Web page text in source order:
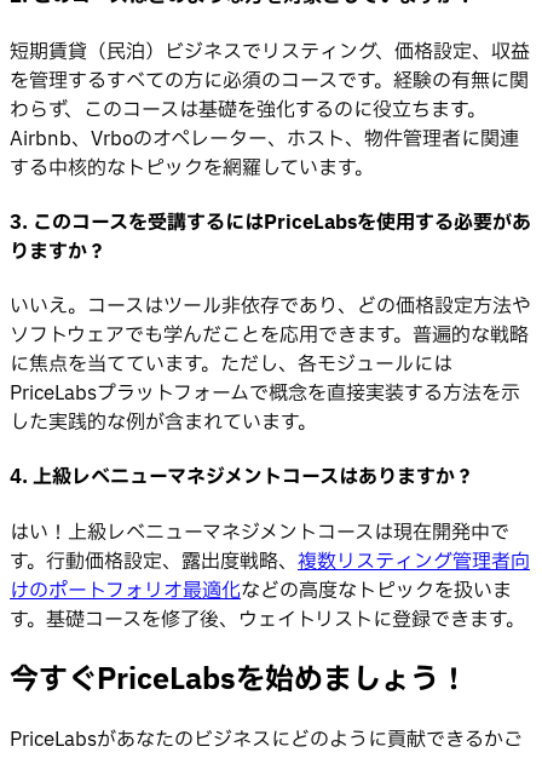
短期賃貸（民泊）ビジネスでリスティング、価格設定、収益
を管理するすべての方に必須のコースです。経験の有無に関
わらず、このコースは基礎を強化するのに役立ちます。
Airbnb、Vrboのオペレーター、ホスト、物件管理者に関連
する中核的なトピックを網羅しています。
3. このコースを受講するにはPriceLabsを使用する必要があ
りますか？
いいえ。コースはツール非依存であり、どの価格設定方法や
ソフトウェアでも学んだことを応用できます。普遍的な戦略
に焦点を当てています。ただし、各モジュールには
PriceLabsプラットフォームで概念を直接実装する方法を示
した実践的な例が含まれています。
4. 上級レベニューマネジメントコースはありますか？
はい！上級レベニューマネジメントコースは現在開発中で
す。行動価格設定、露出度戦略、 複数リスティング管理者向
けのポートフォリオ最適化などの高度なトピックを扱いま
す。基礎コースを修了後、ウェイトリストに登録できます。
今すぐPriceLabsを始めましょう！
PriceLabsがあなたのビジネスにどのように貢献できるかご